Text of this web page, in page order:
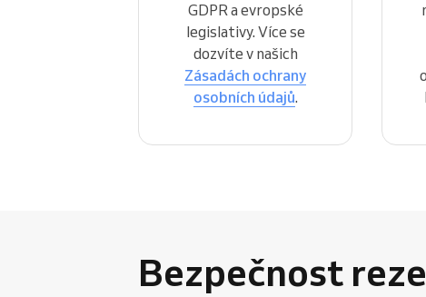
GDPR a evropské
legislativy. Více se
dozvíte v našich
Zásadách ochrany
osobních údajů.
Bezpečnost